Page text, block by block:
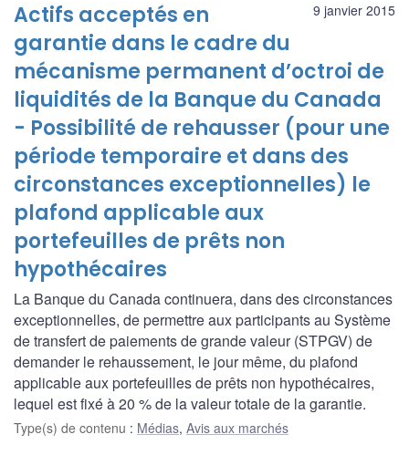
9 janvier 2015
Actifs acceptés en
garantie dans le cadre du
mécanisme permanent d’octroi de
liquidités de la Banque du Canada
- Possibilité de rehausser (pour une
période temporaire et dans des
circonstances exceptionnelles) le
plafond applicable aux
portefeuilles de prêts non
hypothécaires
La Banque du Canada continuera, dans des circonstances
exceptionnelles, de permettre aux participants au Système
de transfert de paiements de grande valeur (STPGV) de
demander le rehaussement, le jour même, du plafond
applicable aux portefeuilles de prêts non hypothécaires,
lequel est fixé à 20 % de la valeur totale de la garantie.
Type(s) de contenu : Médias, Avis aux marchés